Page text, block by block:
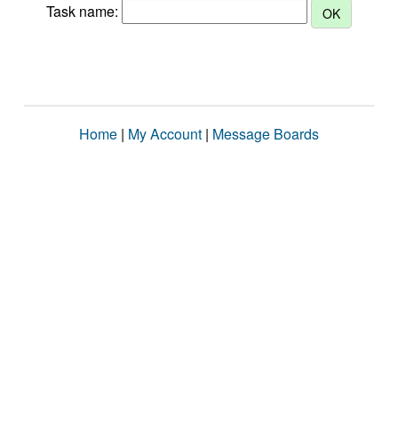
Task name:
Home | My Account | Message Boards